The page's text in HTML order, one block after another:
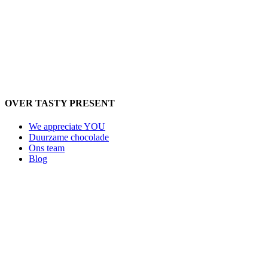
OVER TASTY PRESENT
We appreciate YOU
Duurzame chocolade
Ons team
Blog